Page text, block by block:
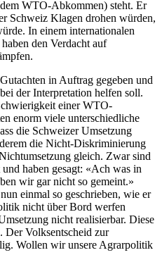
WTO-Abkommen) steht. Er
Schweiz Klagen drohen würden,
In einem internationalen
den Verdacht auf
in Auftrag gegeben und
der Interpretation helfen soll.
einer WTO-
enorm viele unterschiedliche
die Schweizer Umsetzung
die Nicht-Diskriminierung
gleich. Zwar sind
haben gesagt: «Ach was in
wir gar nicht so gemeint.»
einmal so geschrieben, wie er
nicht über Bord werfen
nicht realisierbar. Diese
Der Volksentscheid zur
Wollen wir unsere Agrarpolitik